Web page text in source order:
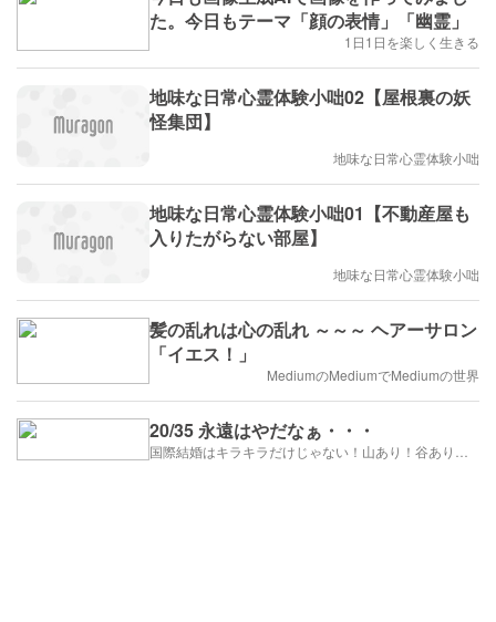
た。今日もテーマ「顔の表情」「幽霊」
1日1日を楽しく生きる
地味な日常心霊体験小咄02【屋根裏の妖
怪集団】
地味な日常心霊体験小咄
地味な日常心霊体験小咄01【不動産屋も
入りたがらない部屋】
地味な日常心霊体験小咄
髪の乱れは心の乱れ ～～～ ヘアーサロン
「イエス！」
MediumのMediumでMediumの世界
20/35 永遠はやだなぁ・・・